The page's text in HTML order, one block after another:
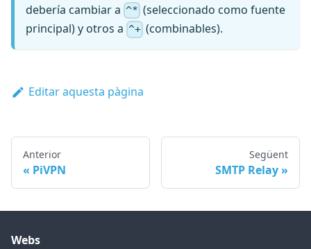
debería cambiar a ^* (seleccionado como fuente
principal) y otros a ^+ (combinables).
Editar aquesta pàgina
Anterior
PiVPN
Següent
SMTP Relay
Webs